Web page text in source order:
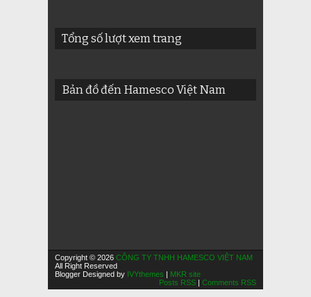
Tổng số lượt xem trang
Bản đồ đến Hamesco Việt Nam
Copyright © 2026 CÔNG TY TNHH HAMESCO VIỆT NAM
All Right Reserved
Blogger Designed by IVYthemes | MKR site
Posts RSS | Comments RSS